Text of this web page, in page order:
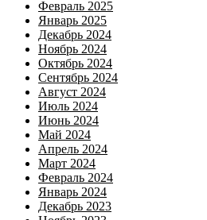
Февраль 2025
Январь 2025
Декабрь 2024
Ноябрь 2024
Октябрь 2024
Сентябрь 2024
Август 2024
Июль 2024
Июнь 2024
Май 2024
Апрель 2024
Март 2024
Февраль 2024
Январь 2024
Декабрь 2023